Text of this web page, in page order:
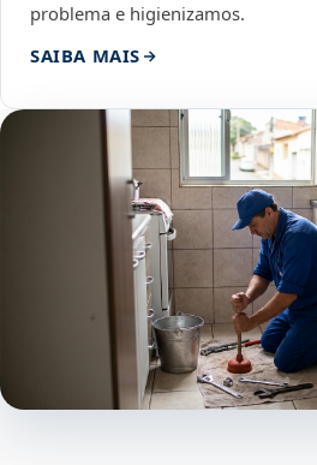
problema e higienizamos.
SAIBA MAIS